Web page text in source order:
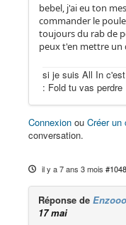
bebel, j'ai eu ton
commander le
toujours du rab de
peux t'en mettre un
si je suis All In
: Fold tu vas perdre
Connexionou Créer un
conversation.
il y a 7 ans 3 mois
Réponse de Enzooo
17 mai